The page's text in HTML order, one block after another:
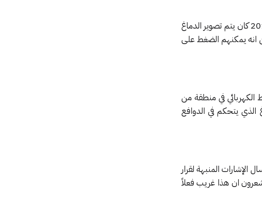
وقد أثبتت التجربة انه يمكن التنبؤ بالقرارات قبل ان يعى المتطوعين ذلك القرار ففي 2011 كان يتم تصوير الدماغ
المتطوعين انه يمكنهم الضغط على
الكهربائي في منطقة من
يتحكم في الدوافع
الإشارات المنبهة لقرار
ان هذا غريب فعلاً